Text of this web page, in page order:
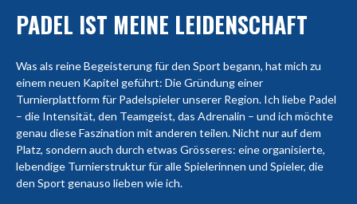
PADEL IST MEINE LEIDENSCHAFT
Was als reine Begeisterung für den Sport begann, hat mich zu
einem neuen Kapitel geführt: Die Gründung einer
Turnierplattform für Padelspieler unserer Region. Ich liebe Padel
– die Intensität, den Teamgeist, das Adrenalin – und ich möchte
genau diese Faszination mit anderen teilen. Nicht nur auf dem
Platz, sondern auch durch etwas Grösseres: eine organisierte,
lebendige Turnierstruktur für alle Spielerinnen und Spieler, die
den Sport genauso lieben wie ich.